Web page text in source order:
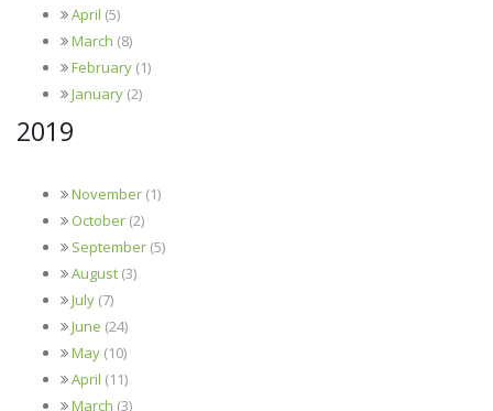
April (5)
March (8)
February (1)
January (2)
2019
November (1)
October (2)
September (5)
August (3)
July (7)
June (24)
May (10)
April (11)
March (3)